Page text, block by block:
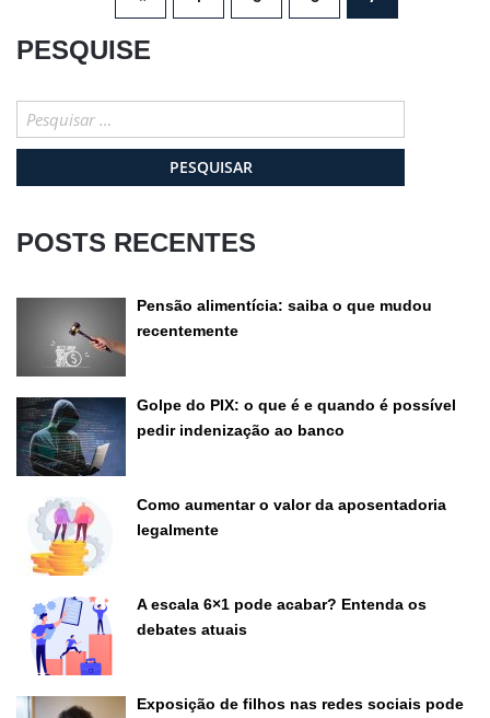
PESQUISE
Pesquisar
por:
POSTS RECENTES
Pensão alimentícia: saiba o que mudou
recentemente
Golpe do PIX: o que é e quando é possível
pedir indenização ao banco
Como aumentar o valor da aposentadoria
legalmente
A escala 6×1 pode acabar? Entenda os
debates atuais
Exposição de filhos nas redes sociais pode